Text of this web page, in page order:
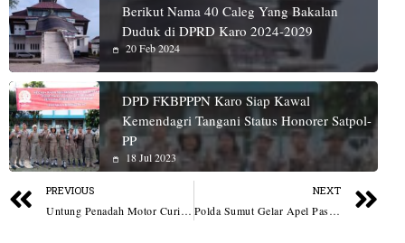
Berikut Nama 40 Caleg Yang Bakalan
Duduk di DPRD Karo 2024-2029
20 Feb 2024
DPD FKBPPPN Karo Siap Kawal
Kemendagri Tangani Status Honorer Satpol-
PP
18 Jul 2023
PREVIOUS
Untung Penadah Motor Curian Bikin Geleng Kepala, Modal Rp1,5 Juta Dijual Hingga Rp14 Juta!
NEXT
Polda Sumut Gelar Apel Pasukan Operasi ASEAN U-19 Toba 2026, Siap Amankan Turnamen Internasional